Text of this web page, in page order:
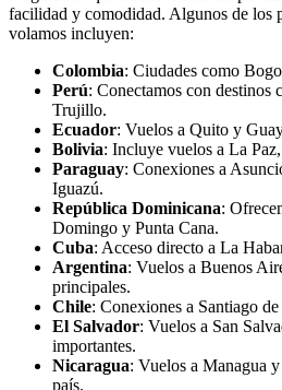
facilidad y comodidad. Algunos de los
volamos incluyen:
Colombia: Ciudades como
Perú: Conectamos con destinos
Trujillo.
Ecuador: Vuelos a Quito y
Bolivia: Incluye vuelos a La
Paraguay: Conexiones a
Iguazú.
República Dominicana:
Domingo y Punta Cana.
Cuba: Acceso directo a La
Argentina: Vuelos a Buenos
principales.
Chile: Conexiones a Santiago
El Salvador: Vuelos a San
importantes.
Nicaragua: Vuelos a Managua
país.